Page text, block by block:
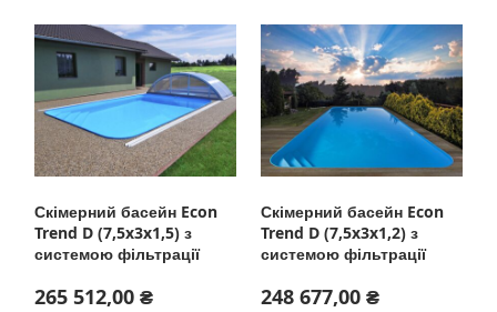
Скімерний басейн Econ
Trend D (7,5x3x1,5) з
системою фільтрації
265 512,00 ₴
Скімерний басейн Econ
Trend D (7,5x3x1,2) з
системою фільтрації
248 677,00 ₴